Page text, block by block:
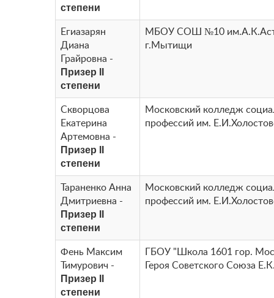
степени
Егиазарян
Диана
Грайровна -
Призер II
степени
МБОУ СОШ №10
г.Мытищи
Скворцова
Екатерина
Артемовна -
Призер II
степени
Московский колледж
профессий им.
Тараненко Анна
Дмитриевна -
Призер II
степени
Московский колледж
профессий им.
Фень Максим
Тимурович -
Призер II
степени
ГБОУ "Школа 1601 гор.
Героя Советского Союза